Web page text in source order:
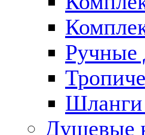
Ручные
Шланги
Душевые